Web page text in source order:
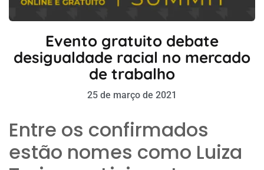
Evento gratuito debate
desigualdade racial no mercado
de trabalho
25 de março de 2021
Entre os confirmados
estão nomes como Luiza